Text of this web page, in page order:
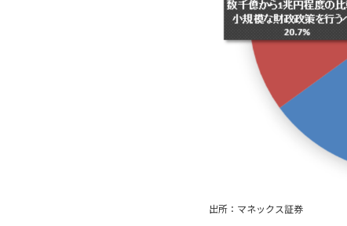
出所：マネックス証券